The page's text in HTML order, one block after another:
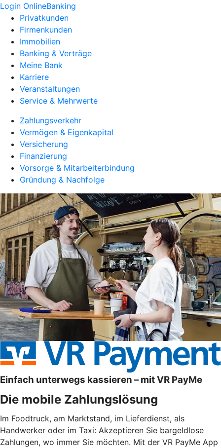
Login OnlineBanking
Privatkunden
Firmenkunden
Immobilien
Banking & Verträge
Meine Bank
Karriere
Veranstaltungen
Service & Mehrwerte
Zahlungsverkehr
Vermögen & Eigenkapital
Versicherung
Finanzierung
Vorsorge & Mitarbeiterbindung
Gründung & Nachfolge
Einfach unterwegs kassieren – mit VR PayMe
Die mobile Zahlungslösung
Im Foodtruck, am Marktstand, im Lieferdienst, als
Handwerker oder im Taxi: Akzeptieren Sie bargeldlose
Zahlungen, wo immer Sie möchten. Mit der VR PayMe App